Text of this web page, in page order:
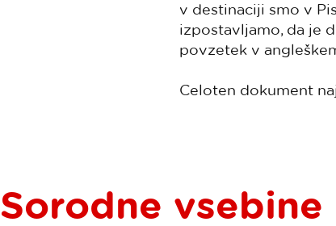
v destinaciji smo v
izpostavljamo, da je
povzetek v
Celoten dokument
Sorodne vsebine